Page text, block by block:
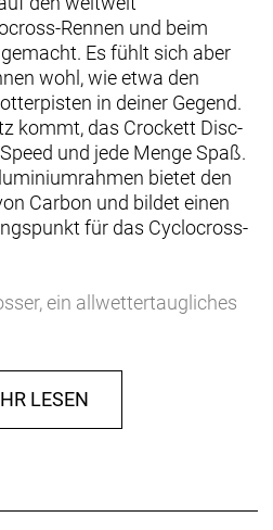
Rennen und beim
Es fühlt sich aber
wohl, wie etwa den
in deiner Gegend.
kommt, das Crockett Disc-
und jede Menge Spaß.
bietet den
Carbon und bildet einen
für das Cyclocross-
ein allwettertaugliches
Geld bietet.
Rahmen aus 300 Series
LESEN